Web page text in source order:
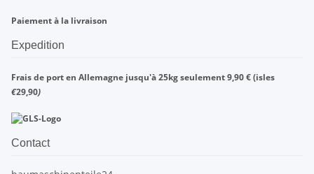
Paiement à la livraison
Expedition
Frais de port en Allemagne jusqu'à 25kg seulement 9,90 € (isles
€29,90)
Contact